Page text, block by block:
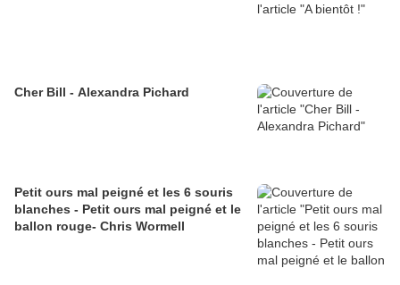
Cher Bill - Alexandra Pichard
Petit ours mal peigné et les 6 souris
blanches - Petit ours mal peigné et le
ballon rouge- Chris Wormell